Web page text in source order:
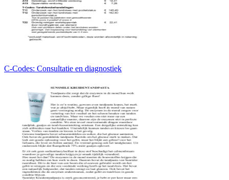
C-Codes: Consultatie en diagnostiek